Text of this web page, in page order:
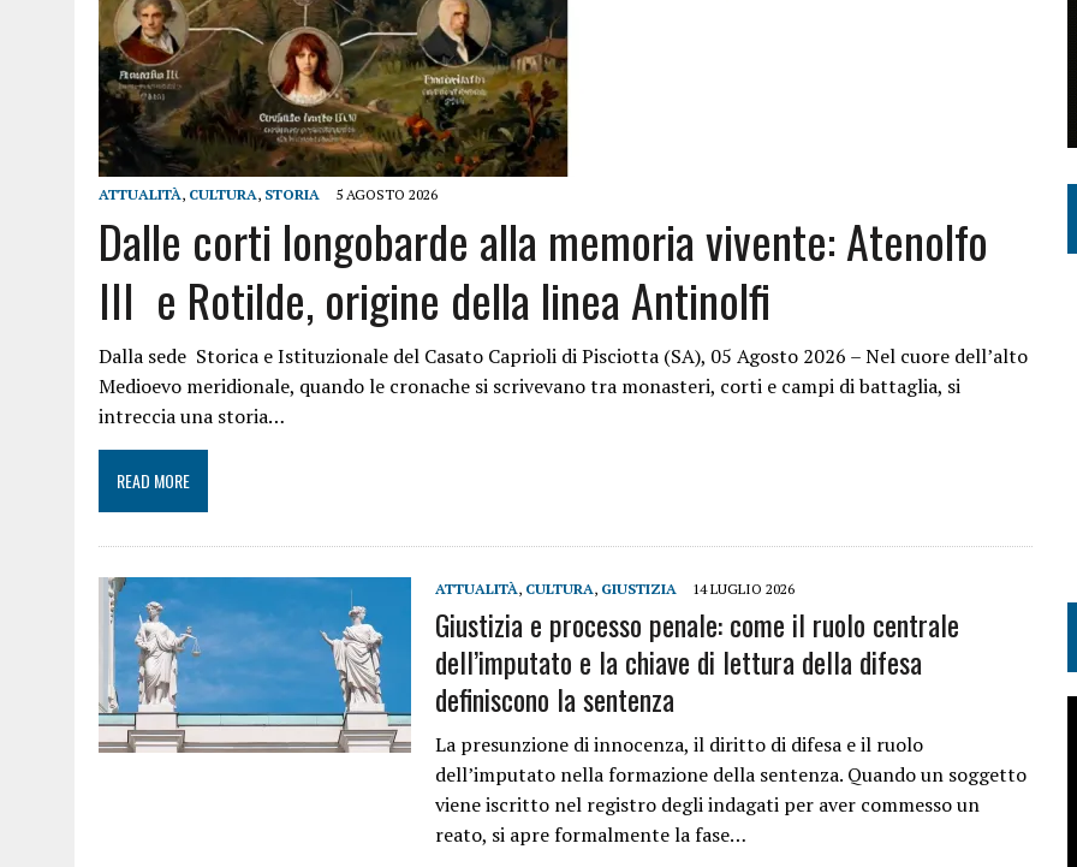
ATTUALITÀ, CULTURA, STORIA 5 AGOSTO 2026
Dalle corti longobarde alla memoria vivente: Atenolfo
III e Rotilde, origine della linea Antinolfi
Dalla sede Storica e Istituzionale del Casato Caprioli di Pisciotta (SA), 05 Agosto 2026 – Nel cuore dell’alto
Medioevo meridionale, quando le cronache si scrivevano tra monasteri, corti e campi di battaglia, si
intreccia una storia…
READ MORE
ATTUALITÀ, CULTURA, GIUSTIZIA 14 LUGLIO 2026
Giustizia e processo penale: come il ruolo centrale
dell’imputato e la chiave di lettura della difesa
definiscono la sentenza
La presunzione di innocenza, il diritto di difesa e il ruolo
dell’imputato nella formazione della sentenza. Quando un soggetto
viene iscritto nel registro degli indagati per aver commesso un
reato, si apre formalmente la fase…